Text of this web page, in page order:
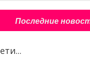
Последние